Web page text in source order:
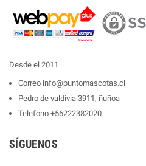
Desde el 2011
Correo info@puntomascotas.cl
Pedro de valdivia 3911, ñuñoa
Telefono +56222382020
SÍGUENOS